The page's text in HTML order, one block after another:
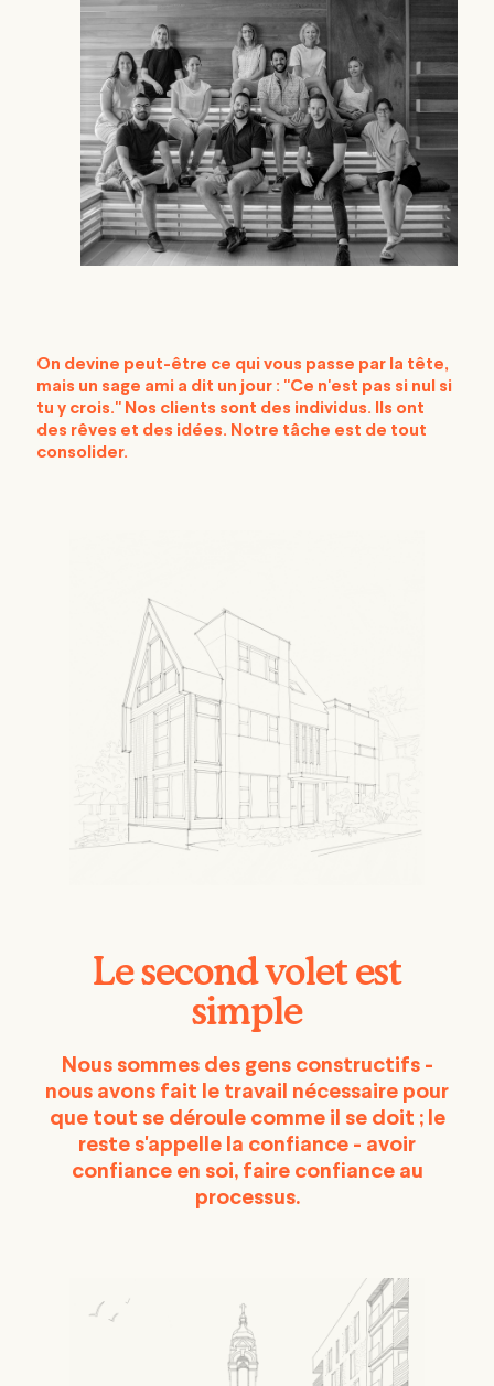
On devine peut-être ce qui vous passe par la tête,
mais un sage ami a dit un jour : "Ce n'est pas si nul si
tu y crois." Nos clients sont des individus. Ils ont
des rêves et des idées. Notre tâche est de tout
consolider.
Le second volet est
simple
Nous sommes des gens constructifs -
nous avons fait le travail nécessaire pour
que tout se déroule comme il se doit ; le
reste s'appelle la confiance - avoir
confiance en soi, faire confiance au
processus.